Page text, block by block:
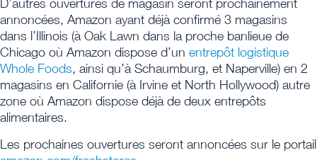
D’autres ouvertures de magasin seront prochainement
annoncées, Amazon ayant déjà confirmé 3 magasins
dans l’Illinois (à Oak Lawn dans la proche banlieue de
Chicago où Amazon dispose d’un entrepôt logistique
Whole Foods, ainsi qu’à Schaumburg, et Naperville) en 2
magasins en Californie (à Irvine et North Hollywood) autre
zone où Amazon dispose déjà de deux entrepôts
alimentaires.
Les prochaines ouvertures seront annoncées sur le portail